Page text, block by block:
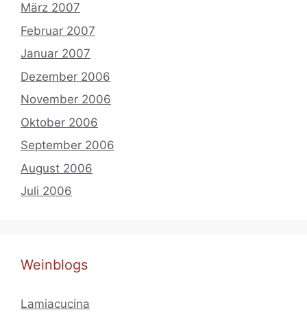
März 2007
Februar 2007
Januar 2007
Dezember 2006
November 2006
Oktober 2006
September 2006
August 2006
Juli 2006
Weinblogs
Lamiacucina